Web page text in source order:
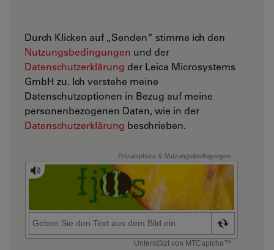
Durch Klicken auf „Senden“ stimme ich den
Nutzungsbedingungen und der
Datenschutzerklärung der Leica Microsystems
GmbH zu. Ich verstehe meine
Datenschutzoptionen in Bezug auf meine
personenbezogenen Daten, wie in der
Datenschutzerklärung beschrieben.